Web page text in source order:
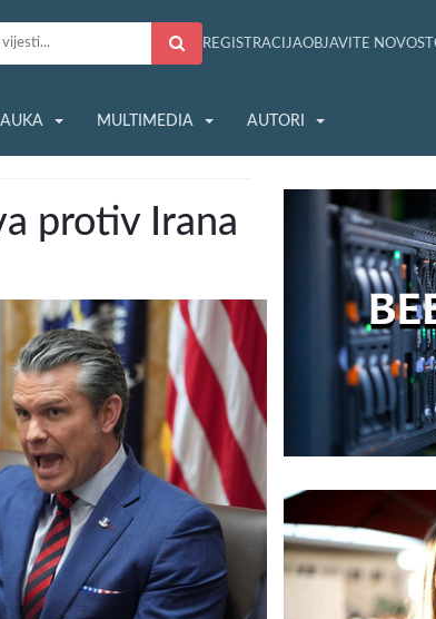
REGISTRACIJAOBJAVITE NOVOST
MULTIMEDIA AUTORI
protiv Irana